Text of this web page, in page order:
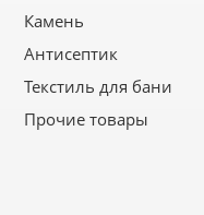
Камень
Антисептик
Текстиль для бани
Прочие товары